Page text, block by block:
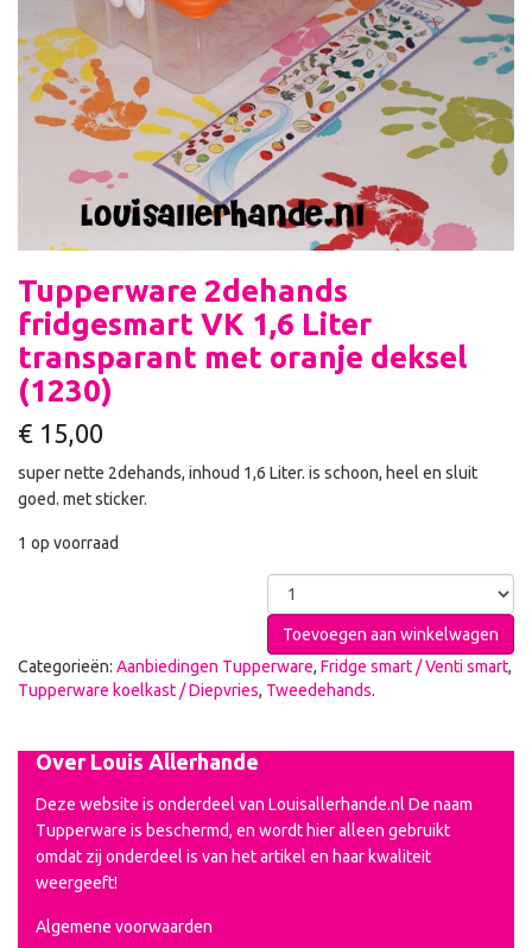
Tupperware 2dehands
fridgesmart VK 1,6 Liter
transparant met oranje deksel
(1230)
€ 15,00
super nette 2dehands, inhoud 1,6 Liter. is schoon, heel en sluit
goed. met sticker.
1 op voorraad
Toevoegen aan winkelwagen
Categorieën: Aanbiedingen Tupperware, Fridge smart / Venti smart,
Tupperware koelkast / Diepvries, Tweedehands.
Over Louis Allerhande
Deze website is onderdeel van Louisallerhande.nl De naam
Tupperware is beschermd, en wordt hier alleen gebruikt
omdat zij onderdeel is van het artikel en haar kwaliteit
weergeeft!
Algemene voorwaarden